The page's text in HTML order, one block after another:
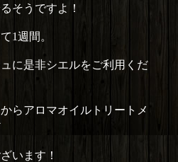
そうですよ！
1週間。
に是非シエルをご利用くだ
らアロマオイルトリートメ
います！